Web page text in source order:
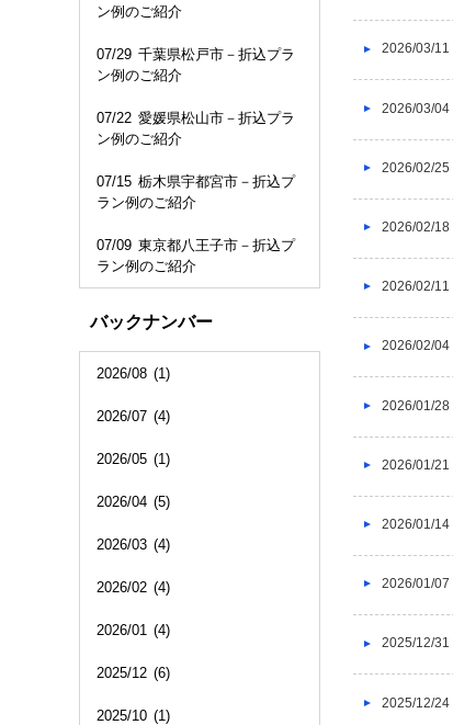
2026/03/11
2026/03/04
2026/02/25
2026/02/18
2026/02/11
2026/02/04
2026/01/28
2026/01/21
2026/01/14
2026/01/07
2025/12/31
2025/12/24
ン例のご紹介
07/29 千葉県松戸市－折込プラ
ン例のご紹介
07/22 愛媛県松山市－折込プラ
ン例のご紹介
07/15 栃木県宇都宮市－折込プ
ラン例のご紹介
07/09 東京都八王子市－折込プ
ラン例のご紹介
バックナンバー
2026/08 (1)
2026/07 (4)
2026/05 (1)
2026/04 (5)
2026/03 (4)
2026/02 (4)
2026/01 (4)
2025/12 (6)
2025/10 (1)